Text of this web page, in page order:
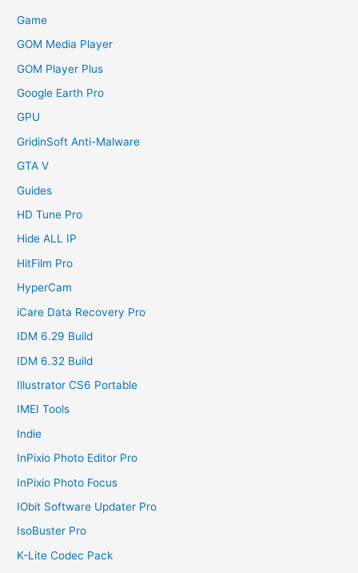
Game
GOM Media Player
GOM Player Plus
Google Earth Pro
GPU
GridinSoft Anti-Malware
GTA V
Guides
HD Tune Pro
Hide ALL IP
HitFilm Pro
HyperCam
iCare Data Recovery Pro
IDM 6.29 Build
IDM 6.32 Build
Illustrator CS6 Portable
IMEI Tools
Indie
InPixio Photo Editor Pro
InPixio Photo Focus
IObit Software Updater Pro
IsoBuster Pro
K-Lite Codec Pack